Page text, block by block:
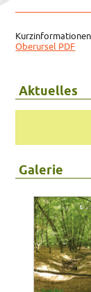
Oberursel PDF
Aktuelles
Galerie